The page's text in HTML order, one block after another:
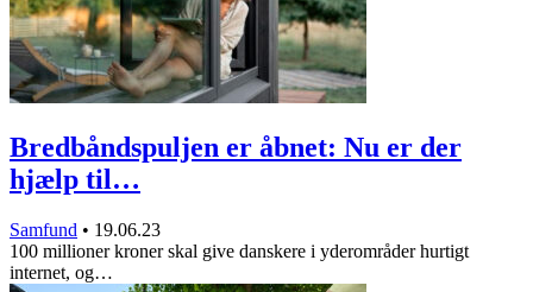
Bredbåndspuljen er åbnet: Nu er der
hjælp til…
Samfund • 19.06.23
100 millioner kroner skal give danskere i yderområder hurtigt
internet, og…